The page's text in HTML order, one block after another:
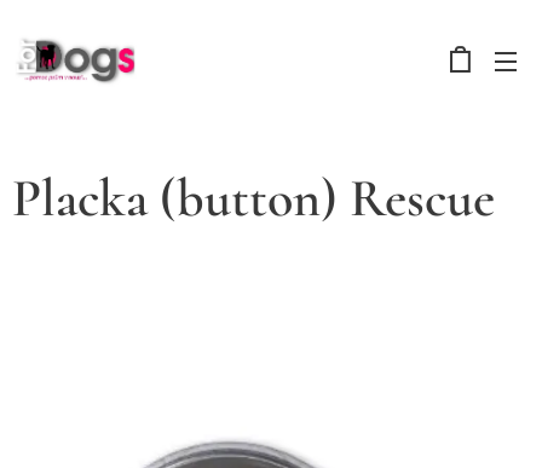
Placka (button) Rescue